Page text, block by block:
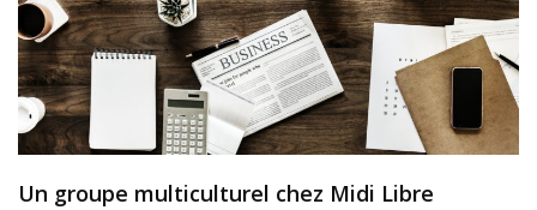
Un groupe multiculturel chez Midi Libre